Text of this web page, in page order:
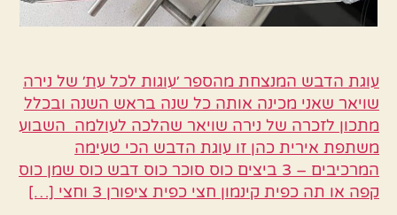
עוגת הדבש המנצחת מהספר ׳עוגות לכל עת׳ של נירה
שויאר שאני מכינה אותה כל שנה בראש השנה ובכלל
מתכון לזכרה של נירה שויאר שהלכה לעולמה השבוע
משתפת אירית כהן זו עוגת הדבש הכי טעימה
המרכיבים – 3 ביצים כוס סוכר כוס דבש כוס שמן כוס
קפה או תה כפית קינמון חצי כפית ציפורן 3 וחצי […]